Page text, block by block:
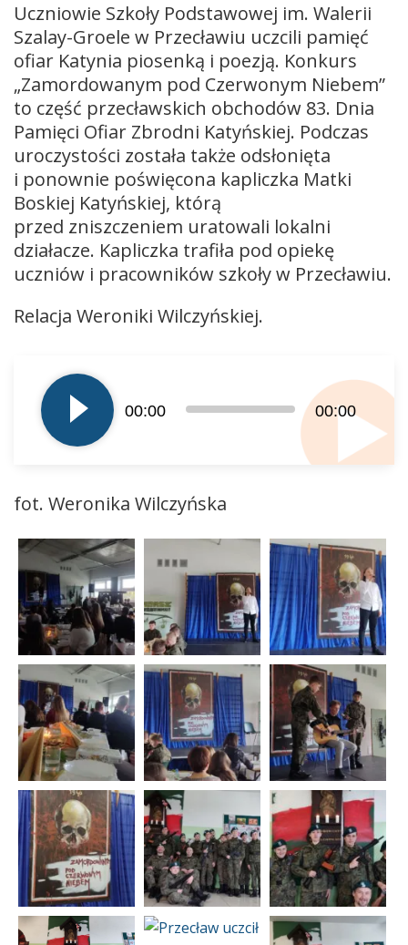
Uczniowie Szkoły Podstawowej im. Walerii
Szalay-Groele w Przecławiu uczcili pamięć
ofiar Katynia piosenką i poezją. Konkurs
„Zamordowanym pod Czerwonym Niebem”
to część przecławskich obchodów 83. Dnia
Pamięci Ofiar Zbrodni Katyńskiej. Podczas
uroczystości została także odsłonięta
i ponownie poświęcona kapliczka Matki
Boskiej Katyńskiej, którą
przed zniszczeniem uratowali lokalni
działacze. Kapliczka trafiła pod opiekę
uczniów i pracowników szkoły w Przecławiu.
Relacja Weroniki Wilczyńskiej.
plików
dźwiękowych
00:00 00:00
fot. Weronika Wilczyńska